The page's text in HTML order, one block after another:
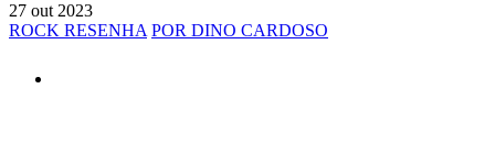
27 out 2023
ROCK RESENHA POR DINO CARDOSO